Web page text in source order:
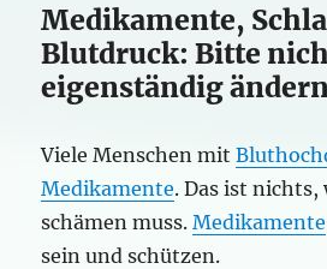
Medikamente,
Blutdruck: Bitte
eigenständig
Viele Menschen mit
Medikamente. Das ist nichts,
schämen muss.Medikamente
sein und schützen.